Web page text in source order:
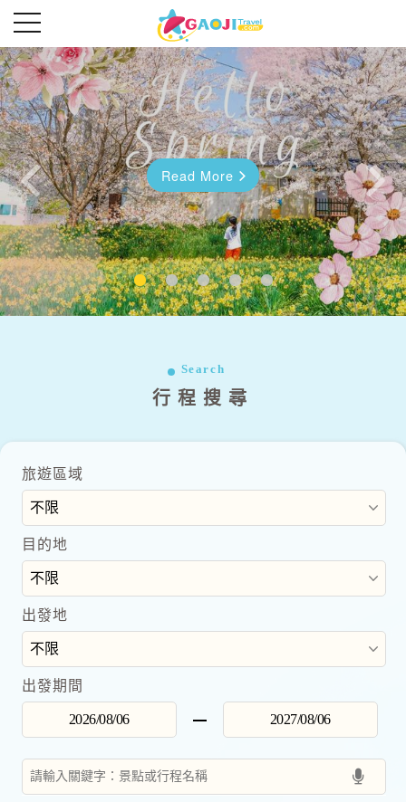
Read More
Read More
往前 往後
Search
行程搜尋
旅遊區域
目的地
出發地
出發期間